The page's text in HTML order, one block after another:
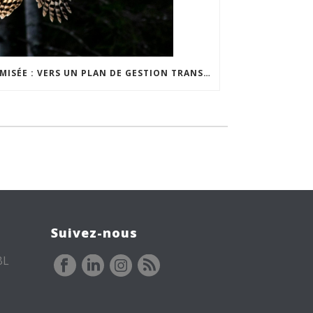
TAMISÉE : VERS UN PLAN DE GESTION TRANSFRONTALIER DE LA NUIT
Suivez-nous